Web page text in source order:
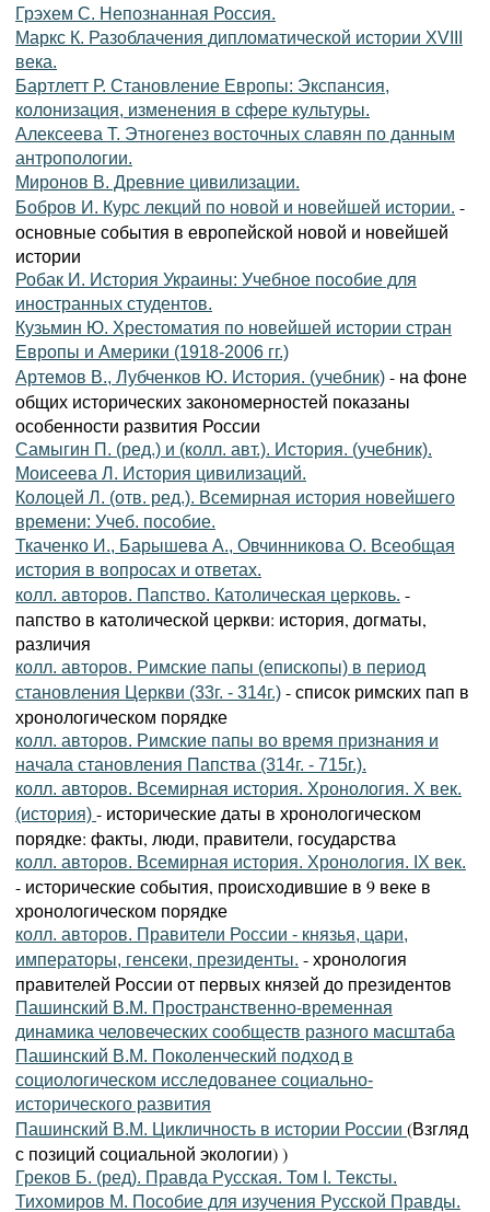
Грэхем С. Непознанная Россия.
Маркс К. Разоблачения дипломатической истории XVIII
века.
Бартлетт Р. Становление Европы: Экспансия,
колонизация, изменения в сфере культуры.
Алексеева Т. Этногенез восточных славян по данным
антропологии.
Миронов В. Древние цивилизации.
Бобров И. Курс лекций по новой и новейшей истории. -
основные события в европейской новой и новейшей
истории
Робак И. История Украины: Учебное пособие для
иностранных студентов.
Кузьмин Ю. Хрестоматия по новейшей истории стран
Европы и Америки (1918-2006 гг.)
Артемов В., Лубченков Ю. История. (учебник) - на фоне
общих исторических закономерностей показаны
особенности развития России
Самыгин П. (ред.) и (колл. авт.). История. (учебник).
Моисеева Л. История цивилизаций.
Колоцей Л. (отв. ред.). Всемирная история новейшего
времени: Учеб. пособие.
Ткаченко И., Барышева А., Овчинникова О. Всеобщая
история в вопросах и ответах.
колл. авторов. Папство. Католическая церковь. -
папство в католической церкви: история, догматы,
различия
колл. авторов. Римские папы (епископы) в период
становления Церкви (33г. - 314г.) - список римских пап в
хронологическом порядке
колл. авторов. Римские папы во время признания и
начала становления Папства (314г. - 715г.).
колл. авторов. Всемирная история. Хронология. X век.
(история) - исторические даты в хронологическом
порядке: факты, люди, правители, государства
колл. авторов. Всемирная история. Хронология. IX век.
- исторические события, происходившие в 9 веке в
хронологическом порядке
колл. авторов. Правители России - князья, цари,
императоры, генсеки, президенты. - хронология
правителей России от первых князей до президентов
Пашинский B.M. Пространственно-временная
динамика человеческих сообществ разного масштаба
Пашинский B.M. Поколенческий подход в
социологическом исследованее социально-
исторического развития
Пашинский B.M. Цикличность в истории России (Взгляд
с позиций социальной экологии) )
Греков Б. (ред). Правда Русская. Том I. Тексты.
Тихомиров М. Пособие для изучения Русской Правды.